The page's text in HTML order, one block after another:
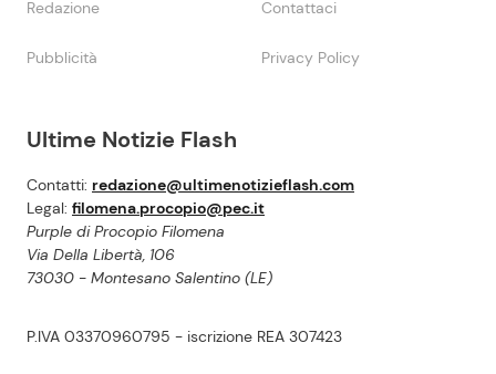
Ultime Notizie Flash
Contatti: redazione@ultimenotizieflash.com
Legal: filomena.procopio@pec.it
Purple di Procopio Filomena
Via Della Libertà, 106
73030 - Montesano Salentino (LE)
P.IVA 03370960795 - iscrizione REA 307423
Redazione Contattaci
Pubblicità Privacy Policy